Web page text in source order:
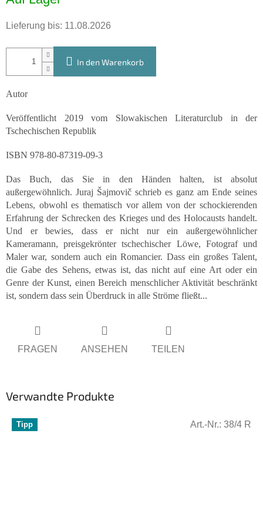
Lieferung bis: 11.08.2026
In den Warenkorb
Autor
Veröffentlicht 2019 vom Slowakischen Literaturclub in der
Tschechischen Republik
ISBN 978-80-87319-09-3
Das Buch, das Sie in den Händen halten, ist absolut
außergewöhnlich. Juraj Šajmovič schrieb es ganz am Ende seines
Lebens, obwohl es thematisch vor allem von der schockierenden
Erfahrung der Schrecken des Krieges und des Holocausts handelt.
Und er bewies, dass er nicht nur ein außergewöhnlicher
Kameramann, preisgekrönter tschechischer Löwe, Fotograf und
Maler war, sondern auch ein Romancier. Dass ein großes Talent,
die Gabe des Sehens, etwas ist, das nicht auf eine Art oder ein
Genre der Kunst, einen Bereich menschlicher Aktivität beschränkt
ist, sondern dass sein Überdruck in alle Ströme fließt...
FRAGEN ANSEHEN TEILEN
Verwandte Produkte
Tipp Art.-Nr.: 38/4 R